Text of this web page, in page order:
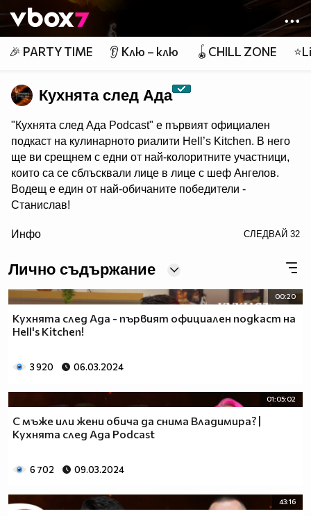
👾
🎉 PARTY TIME 👂 Клю – клю 🪀CHILL ZONE
Кухнята след Ада
"Кухнята след Ада Podcast" e първият официален
подкаст на кулинарното риалити Hell’s Kitchen. В него
ще ви срещнем с едни от най-колоритните участници,
които са се сблъсквали лице в лице с шеф Ангелов.
Водещ е един от най-обичаните победители -
Станислав!
Vbox7 и YouTube!
Инфо СЛЕДВАЙ 32
Лично съдържание
00:20
Кухнята след Ада - първият официален подкаст на
Hell's Kitchen!
3 920 06.03.2024
01:05:02
С мъже или жени обича да снима Владимира? |
Кухнята след Ада Podcast
6 702 09.03.2024
43:16